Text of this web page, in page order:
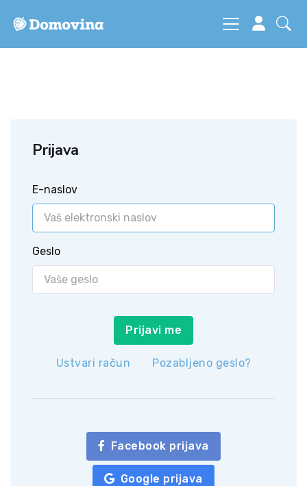
Prijava
E-naslov
Geslo
Prijavi me
Ustvari račun Pozabljeno geslo?
Facebook prijava
Google prijava